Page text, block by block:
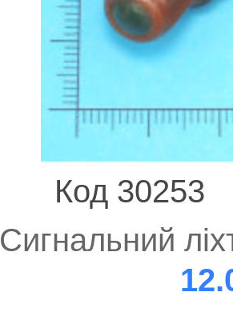
Код 30253
Сигнальний